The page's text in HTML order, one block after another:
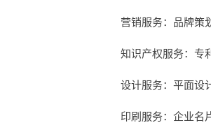
营销服务：品牌策
知识产权服务：专
设计服务：平面设
印刷服务：企业名